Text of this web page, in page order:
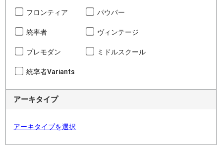
フロンティア パウパー
統率者 ヴィンテージ
プレモダン ミドルスクール
統率者Variants
アーキタイプ
アーキタイプを選択